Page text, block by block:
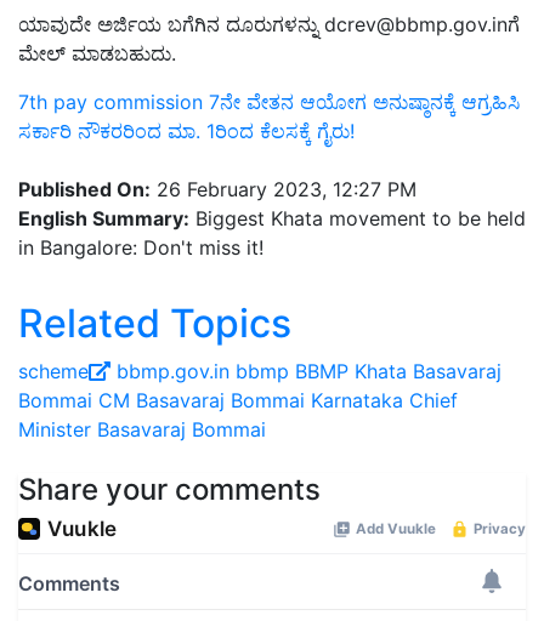
ಯಾವುದೇ ಅರ್ಜಿಯ ಬಗೆಗಿನ ದೂರುಗಳನ್ನು dcrev@bbmp.gov.inಗೆ
ಮೇಲ್ ಮಾಡಬಹುದು.
7th pay commission 7ನೇ ವೇತನ ಆಯೋಗ ಅನುಷ್ಠಾನಕ್ಕೆ ಆಗ್ರಹಿಸಿ
ಸರ್ಕಾರಿ ನೌಕರರಿಂದ ಮಾ. 1ರಿಂದ ಕೆಲಸಕ್ಕೆ ಗೈರು!
Published On: 26 February 2023, 12:27 PM
English Summary: Biggest Khata movement to be held
in Bangalore: Don't miss it!
Related Topics
scheme bbmp.gov.in bbmp BBMP Khata Basavaraj
Bommai CM Basavaraj Bommai Karnataka Chief
Minister Basavaraj Bommai
Share your comments